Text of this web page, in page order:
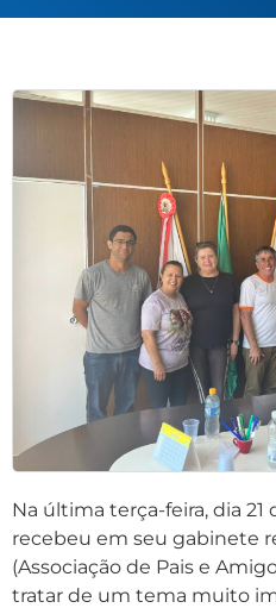
Na última terça-feira, dia 21
recebeu em seu gabinete
(Associação de Pais e
tratar de um tema muito